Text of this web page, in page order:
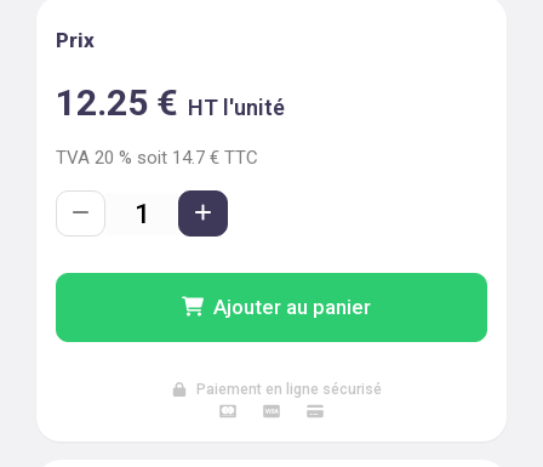
Prix
12.25 € HT l'unité
TVA 20 % soit 14.7 € TTC
Ajouter au panier
Paiement en ligne sécurisé